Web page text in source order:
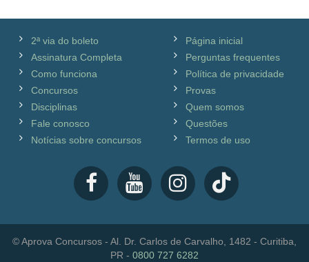
2ª via do boleto
Assinatura Completa
Como funciona
Concursos
Disciplinas
Fale conosco
Notícias sobre concursos
Página inicial
Perguntas frequentes
Política de privacidade
Provas
Quem somos
Questões
Termos de uso
© Aprova Concursos - Al. Dr. Carlos de Carvalho, 1482 - Curitiba,
PR - 0800 727 6282